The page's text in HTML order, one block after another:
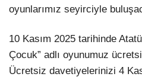
oyunlarımız seyirciyle
10 Kasım 2025 tarihinde
Çocuk” adlı oyunumuz
Ücretsiz davetiyelerinizi 4